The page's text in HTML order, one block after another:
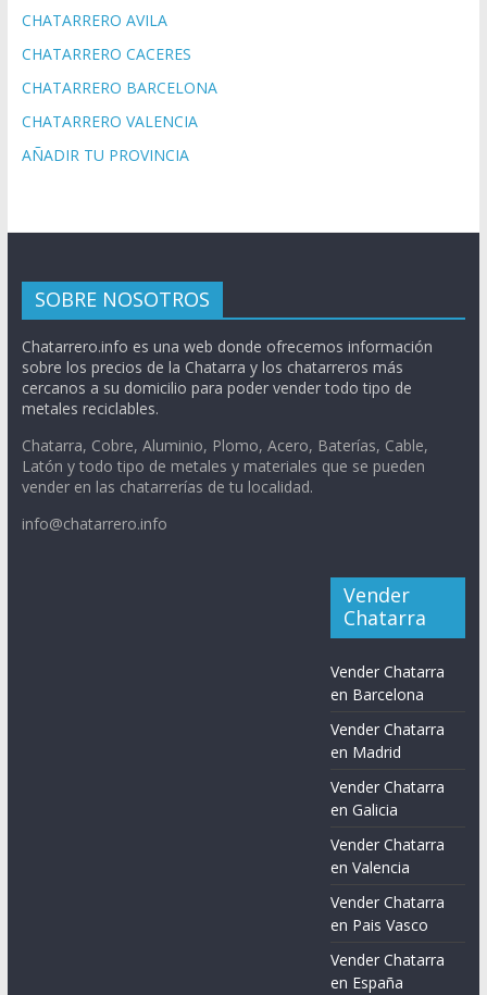
CHATARRERO AVILA
CHATARRERO CACERES
CHATARRERO BARCELONA
CHATARRERO VALENCIA
AÑADIR TU PROVINCIA
SOBRE NOSOTROS
Chatarrero.info es una web donde ofrecemos información
sobre los precios de la Chatarra y los chatarreros más
cercanos a su domicilio para poder vender todo tipo de
metales reciclables.
Chatarra, Cobre, Aluminio, Plomo, Acero, Baterías, Cable,
Latón y todo tipo de metales y materiales que se pueden
vender en las chatarrerías de tu localidad.
info@chatarrero.info
Vender
Chatarra
Vender Chatarra
en Barcelona
Vender Chatarra
en Madrid
Vender Chatarra
en Galicia
Vender Chatarra
en Valencia
Vender Chatarra
en Pais Vasco
Vender Chatarra
en España